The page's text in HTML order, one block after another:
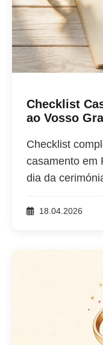
Checklist
ao Vosso
Checklist
casamento em
dia da
18.04.2026